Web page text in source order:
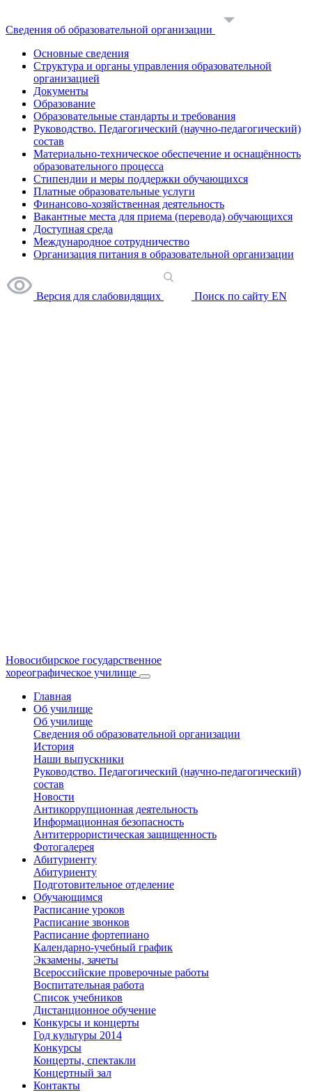
Сведения об образовательной организации
Основные сведения
Структура и органы управления образовательной
организацией
Документы
Образование
Образовательные стандарты и требования
Руководство. Педагогический (научно-педагогический)
состав
Материально-техническое обеспечение и оснащённость
образовательного процесса
Стипендии и меры поддержки обучающихся
Платные образовательные услуги
Финансово-хозяйственная деятельность
Вакантные места для приема (перевода) обучающихся
Доступная среда
Международное сотрудничество
Организация питания в образовательной организации
Версия для слабовидящих Поиск по сайту EN
Новосибирское государственное
хореографическое училище
Главная
Об училище
Об училище
Сведения об образовательной организации
История
Наши выпускники
Руководство. Педагогический (научно-педагогический)
состав
Новости
Антикоррупционная деятельность
Информационная безопасность
Антитеррористическая защищенность
Фотогалерея
Абитуриенту
Абитуриенту
Подготовительное отделение
Обучающимся
Расписание уроков
Расписание звонков
Расписание фортепиано
Календарно-учебный график
Экзамены, зачеты
Всероссийские проверочные работы
Воспитательная работа
Список учебников
Дистанционное обучение
Конкурсы и концерты
Год культуры 2014
Конкурсы
Концерты, спектакли
Концертный зал
Контакты